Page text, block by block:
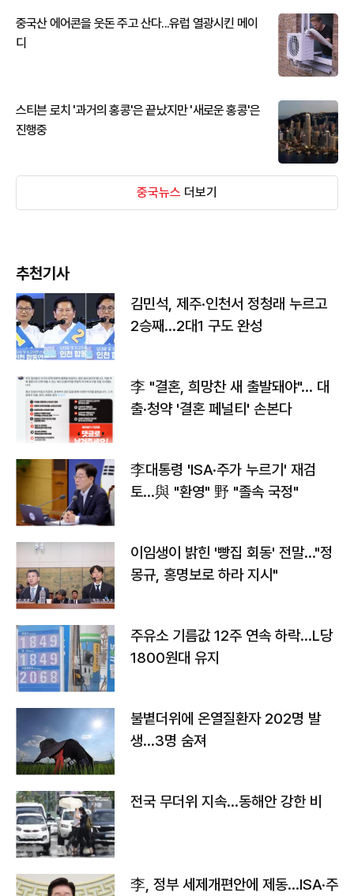
중국산 에어콘을 웃돈 주고 산다...유럽 열광시킨 메이
디
스티븐 로치 '과거의 홍콩'은 끝났지만 '새로운 홍콩'은
진행중
중국뉴스 더보기
추천기사
김민석, 제주·인천서 정청래 누르고
2승째…2대1 구도 완성
李 "결혼, 희망찬 새 출발돼야"… 대
출·청약 '결혼 페널티' 손본다
李대통령 'ISA·주가 누르기' 재검
토…與 "환영" 野 "졸속 국정"
이임생이 밝힌 '빵집 회동' 전말…"정
몽규, 홍명보로 하라 지시"
주유소 기름값 12주 연속 하락…L당
1800원대 유지
불볕더위에 온열질환자 202명 발
생…3명 숨져
전국 무더위 지속…동해안 강한 비
李, 정부 세제개편안에 제동…ISA·주